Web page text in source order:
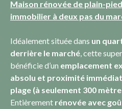
Maison rénovée de plain-
immobilier à deux pas du
Idéalement située dans un
derrière le marché, cette
bénéficie d’un emplacement
absolu et proximité
plage (à seulement 300
Entièrement rénovée avec